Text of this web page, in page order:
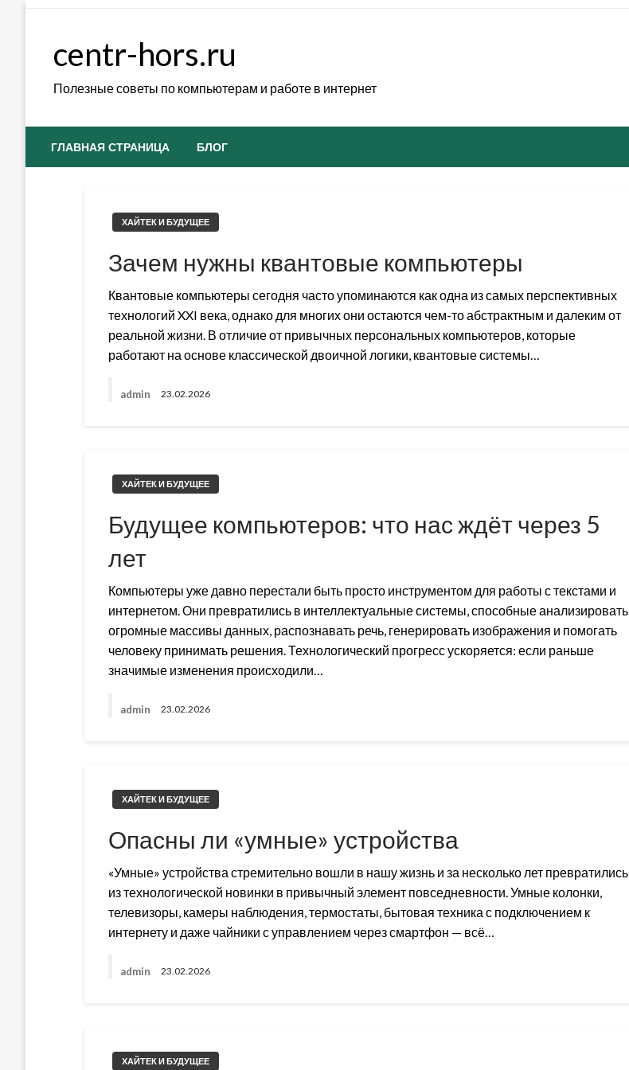
centr-hors.ru
Полезные советы по компьютерам и работе в интернет
ГЛАВНАЯ СТРАНИЦА БЛОГ
ХАЙТЕК И БУДУЩЕЕ
Зачем нужны квантовые компьютеры
Квантовые компьютеры сегодня часто упоминаются как одна из самых перспективных
технологий XXI века, однако для многих они остаются чем-то абстрактным и далеким от
реальной жизни. В отличие от привычных персональных компьютеров, которые
работают на основе классической двоичной логики, квантовые системы…
admin 23.02.2026
ХАЙТЕК И БУДУЩЕЕ
Будущее компьютеров: что нас ждёт через 5
лет
Компьютеры уже давно перестали быть просто инструментом для работы с текстами и
интернетом. Они превратились в интеллектуальные системы, способные анализировать
огромные массивы данных, распознавать речь, генерировать изображения и помогать
человеку принимать решения. Технологический прогресс ускоряется: если раньше
значимые изменения происходили…
admin 23.02.2026
ХАЙТЕК И БУДУЩЕЕ
Опасны ли «умные» устройства
«Умные» устройства стремительно вошли в нашу жизнь и за несколько лет превратились
из технологической новинки в привычный элемент повседневности. Умные колонки,
телевизоры, камеры наблюдения, термостаты, бытовая техника с подключением к
интернету и даже чайники с управлением через смартфон — всё…
admin 23.02.2026
ХАЙТЕК И БУДУЩЕЕ